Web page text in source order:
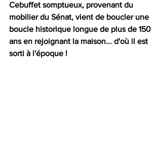
Cebuffet somptueux, provenant du
mobilier du Sénat, vient de boucler une
boucle historique longue de plus de 150
ans en rejoignant la maison... d'où il est
sorti à l'époque !